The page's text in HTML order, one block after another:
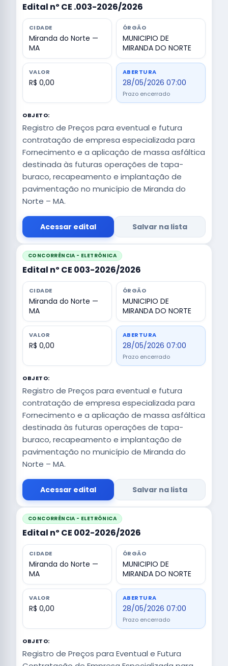
Edital nº CE .003-2026/2026
CIDADE
Miranda do Norte —
MA
ÓRGÃO
MUNICIPIO DE
MIRANDA DO NORTE
VALOR
R$ 0,00
ABERTURA
28/05/2026 07:00
Prazo encerrado
OBJETO:
Registro de Preços para eventual e futura
contratação de empresa especializada para
Fornecimento e a aplicação de massa asfáltica
destinada às futuras operações de tapa-
buraco, recapeamento e implantação de
pavimentação no município de Miranda do
Norte – MA.
Acessar edital Salvar na lista
CONCORRÊNCIA - ELETRÔNICA
Edital nº CE 003-2026/2026
CIDADE
Miranda do Norte —
MA
ÓRGÃO
MUNICIPIO DE
MIRANDA DO NORTE
VALOR
R$ 0,00
ABERTURA
28/05/2026 07:00
Prazo encerrado
OBJETO:
Registro de Preços para eventual e futura
contratação de empresa especializada para
Fornecimento e a aplicação de massa asfáltica
destinada às futuras operações de tapa-
buraco, recapeamento e implantação de
pavimentação no município de Miranda do
Norte – MA.
Acessar edital Salvar na lista
CONCORRÊNCIA - ELETRÔNICA
Edital nº CE 002-2026/2026
CIDADE
Miranda do Norte —
MA
ÓRGÃO
MUNICIPIO DE
MIRANDA DO NORTE
VALOR
R$ 0,00
ABERTURA
28/05/2026 07:00
Prazo encerrado
OBJETO:
Registro de Preços para Eventual e Futura